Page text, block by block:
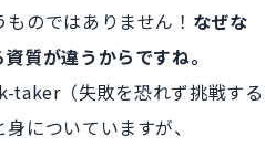
のではありません！ なぜな
質が違うからですね。
taker（失敗を恐れず挑戦する
についていますが、